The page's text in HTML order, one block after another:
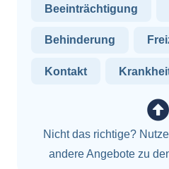
Beeinträchtigung
Behinderung
Kontakt
Nicht das richtige?
andere Angebote zu